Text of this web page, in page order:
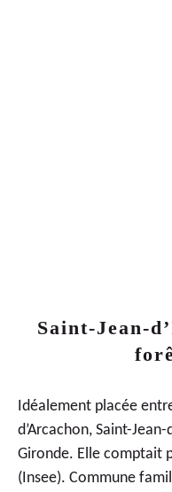
Saint-Jean-
Idéalement placée
d’Arcachon, Saint-
Gironde. Elle comptait
(Insee). Commune